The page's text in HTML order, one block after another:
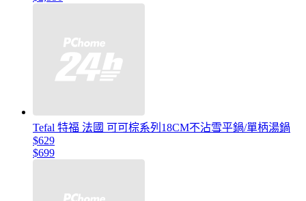
Tefal 特福 法國 可可棕系列18CM不沾雪平鍋/單柄湯鍋
$629
$699